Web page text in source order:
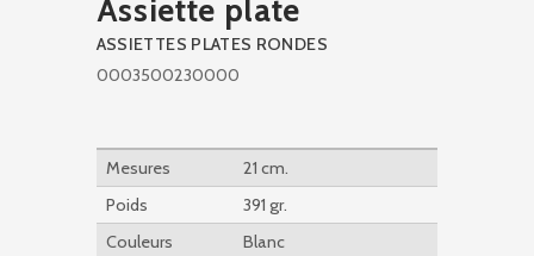
Assiette plate
ASSIETTES PLATES RONDES
0003500230000
Mesures
21 cm.
Poids
391 gr.
Couleurs
Blanc